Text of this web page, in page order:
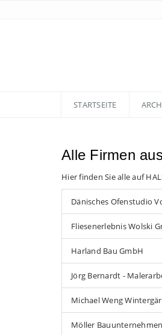
STARTSEITE
Alle Firmen
Hier finden Sie alle auf
Dänisches Ofenstudio
Fliesenerlebnis Wolski
Harland Bau GmbH
Jörg Bernardt -
Michael Weng
Möller